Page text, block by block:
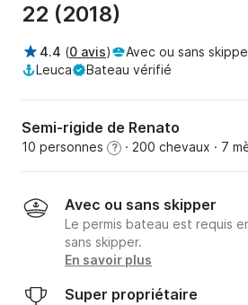
22 (2018)
4.4 (0 avis) Avec ou sans
Leuca
Bateau vérifié
Semi-rigide de Renato
10 personnes ? · 200 chevaux · 7
Avec ou sans skipper
Le permis bateau est requis
sans skipper.
En savoir plus
Super propriétaire